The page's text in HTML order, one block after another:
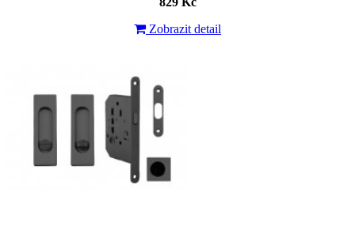
Zobrazit detail